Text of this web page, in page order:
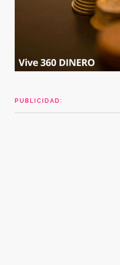
PUBLICIDAD: